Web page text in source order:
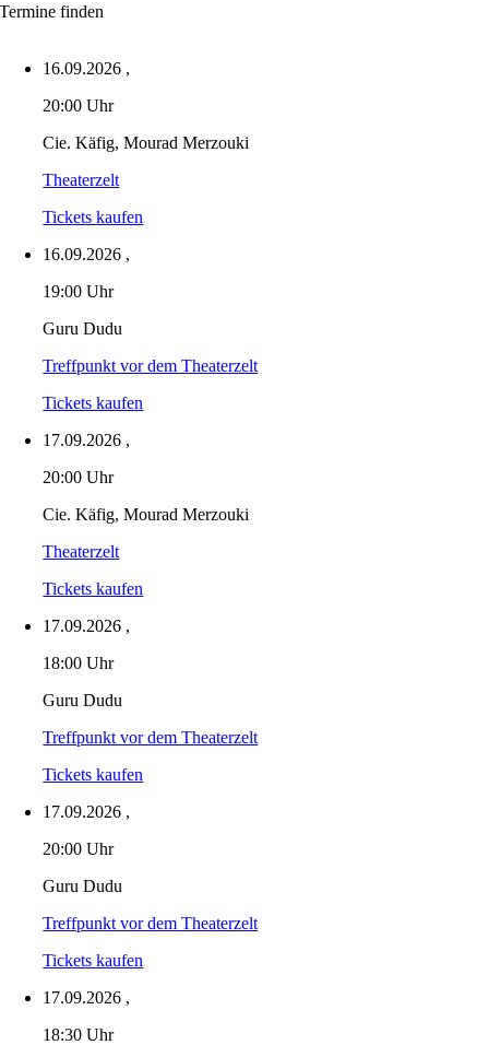
Termine finden
16.09.2026 ,
20:00 Uhr
Cie. Käfig, Mourad Merzouki
Theaterzelt
Tickets kaufen
16.09.2026 ,
19:00 Uhr
Guru Dudu
Treffpunkt vor dem Theaterzelt
Tickets kaufen
17.09.2026 ,
20:00 Uhr
Cie. Käfig, Mourad Merzouki
Theaterzelt
Tickets kaufen
17.09.2026 ,
18:00 Uhr
Guru Dudu
Treffpunkt vor dem Theaterzelt
Tickets kaufen
17.09.2026 ,
20:00 Uhr
Guru Dudu
Treffpunkt vor dem Theaterzelt
Tickets kaufen
17.09.2026 ,
18:30 Uhr